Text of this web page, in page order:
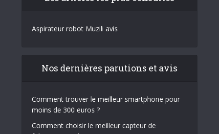
Aspirateur robot Muzili avis
Nos dernières parutions et avis
Comment trouver le meilleur smartphone pour
moins de 300 euros ?
Comment choisir le meilleur capteur de